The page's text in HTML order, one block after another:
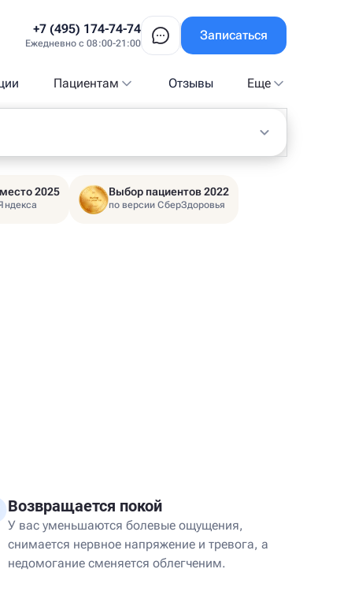
+7 (495) 174-74-74
Ежедневно с 08:00-21:00
Записаться
Пациентам Отзывы Еще
2025 Выбор пациентов 2022
по версии СберЗдоровья
Возвращается покой
У вас уменьшаются болевые ощущения,
снимается нервное напряжение и тревога, а
недомогание сменяется облегченим.